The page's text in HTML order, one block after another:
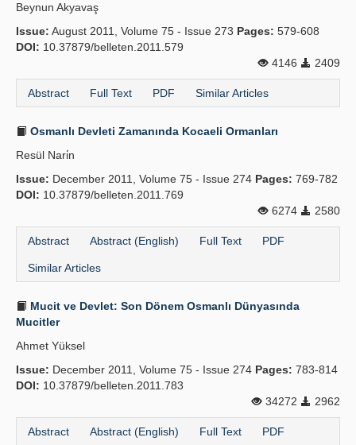
Beynun Akyavaş
Issue: August 2011, Volume 75 - Issue 273 Pages: 579-608
DOI: 10.37879/belleten.2011.579
4146
2409
Abstract Full Text PDF Similar Articles
Osmanlı Devleti Zamanında Kocaeli Ormanları
Resül Nari̇n
Issue: December 2011, Volume 75 - Issue 274 Pages: 769-782
DOI: 10.37879/belleten.2011.769
6274
2580
Abstract Abstract (English) Full Text PDF
Similar Articles
Mucit ve Devlet: Son Dönem Osmanlı Dünyasında
Mucitler
Ahmet Yüksel
Issue: December 2011, Volume 75 - Issue 274 Pages: 783-814
DOI: 10.37879/belleten.2011.783
34272
2962
Abstract Abstract (English) Full Text PDF